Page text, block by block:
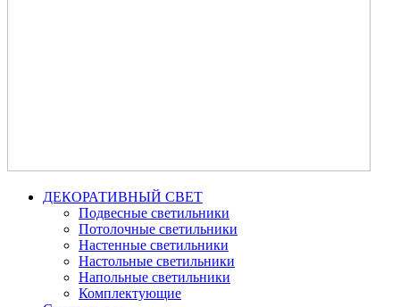
ДЕКОРАТИВНЫЙ СВЕТ
Подвесные светильники
Потолочные светильники
Настенные светильники
Настольные светильники
Напольные светильники
Комплектующие